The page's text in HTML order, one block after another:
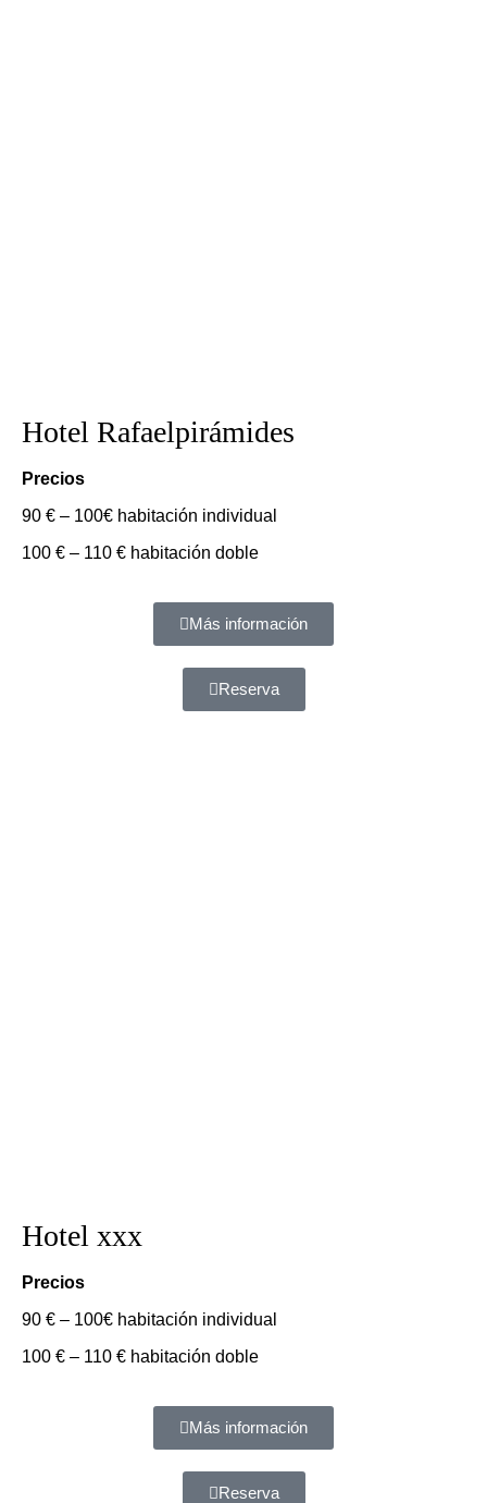
Hotel Rafaelpirámides
Precios
90 € – 100€ habitación individual
100 € – 110 € habitación doble
Más información
Reserva
Hotel xxx
Precios
90 € – 100€ habitación individual
100 € – 110 € habitación doble
Más información
Reserva